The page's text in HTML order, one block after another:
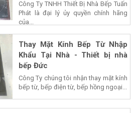
Công Ty TNHH Thiết Bị Nhà Bếp Tuấn
Phát là đại lý ủy quyền chính hãng
của...
Thay Mặt Kính Bếp Từ Nhập
Khẩu Tại Nhà - Thiết bị nhà
bếp Đức
Công Ty chúng tôi nhận thay mặt kính
bếp từ, bếp điện từ, bếp hồng ngoại...